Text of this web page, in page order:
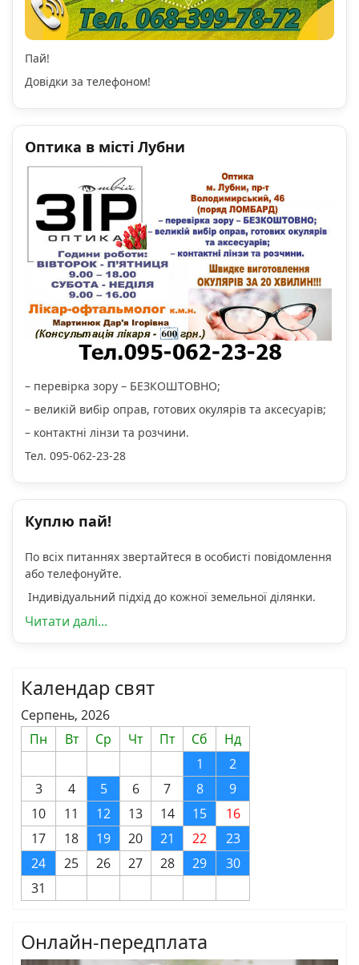
Пай!
Довідки за телефоном!
Оптика в місті Лубни
– перевірка зору – БЕЗКОШТОВНО;
– великій вибір оправ, готових окулярів та аксесуарів;
– контактні лінзи та розчини.
Тел. 095-062-23-28
Куплю пай!
По всіх питаннях звертайтеся в особисті повідомлення
або телефонуйте.
Індивідуальний підхід до кожної земельної ділянки.
Читати далі...
Календар свят
Серпень, 2026
Пн
Вт Ср Чт Пт Сб
Нд
1
2
3
4 5 6 7 8
9
10
11 12 13 14 15
16
17
18 19 20 21 22
23
24
25 26 27 28 29
30
31
Онлайн-передплата